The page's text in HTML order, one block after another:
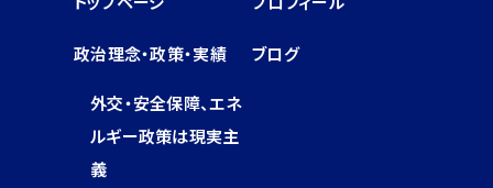
政治理念・政策・実績
外交・安全保障、エネ
ルギー政策は現実主
義
ブログ